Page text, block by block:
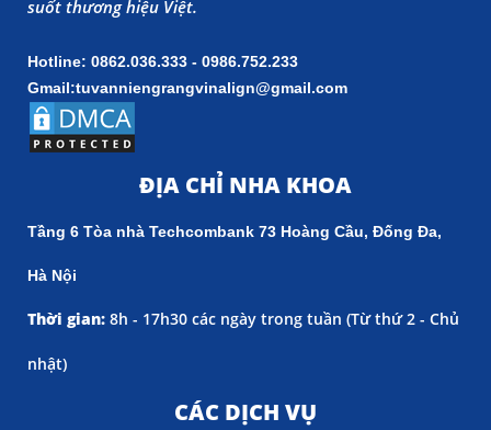
suốt thương hiệu Việt.
Hotline: 0862.036.333 - 0986.752.233
Gmail:tuvanniengrangvinalign@gmail.com
ĐỊA CHỈ NHA KHOA
Tầng 6 Tòa nhà Techcombank 73 Hoàng Cầu, Đống Đa,
Hà Nội
Thời gian: 8h - 17h30 các ngày trong tuần (Từ thứ 2 - Chủ
nhật)
CÁC DỊCH VỤ